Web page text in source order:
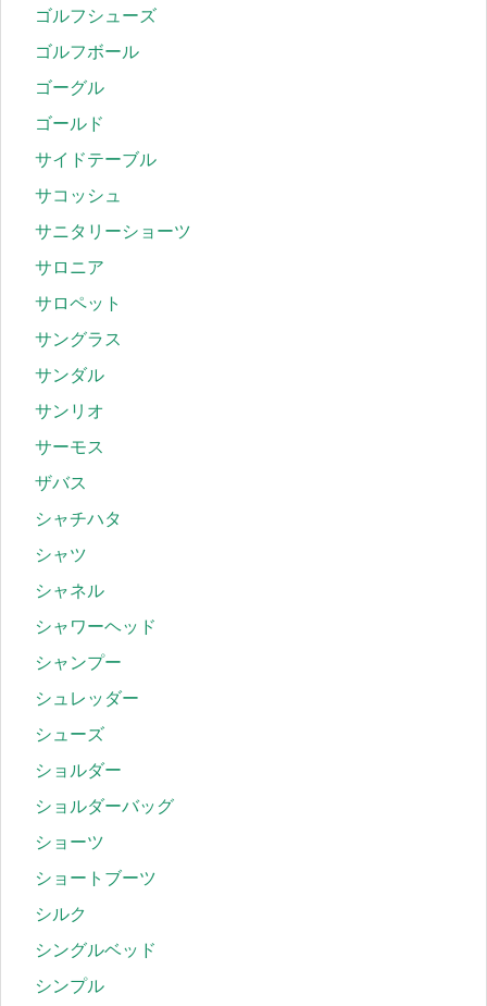
ゴルフシューズ
ゴルフボール
ゴーグル
ゴールド
サイドテーブル
サコッシュ
サニタリーショーツ
サロニア
サロペット
サングラス
サンダル
サンリオ
サーモス
ザバス
シャチハタ
シャツ
シャネル
シャワーヘッド
シャンプー
シュレッダー
シューズ
ショルダー
ショルダーバッグ
ショーツ
ショートブーツ
シルク
シングルベッド
シンプル